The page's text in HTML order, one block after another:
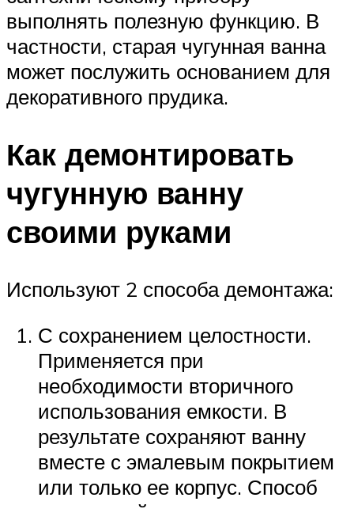
выполнять полезную функцию. В
частности, старая чугунная ванна
может послужить основанием для
декоративного прудика.
Как демонтировать
чугунную ванну
своими руками
Используют 2 способа демонтажа:
С сохранением целостности.
Применяется при
необходимости вторичного
использования емкости. В
результате сохраняют ванну
вместе с эмалевым покрытием
или только ее корпус. Способ